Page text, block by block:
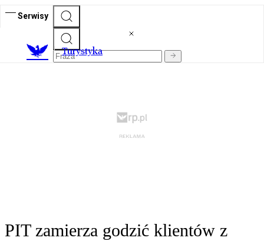
Serwisy
Turystyka
PIT zamierza godzić klientów z